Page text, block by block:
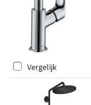
Vergelijk